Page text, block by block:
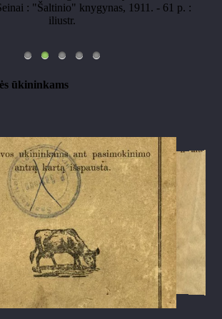
: "Šaltinio" knygynas, 1911. - 61 p. :
iliustr.
ūkininkams